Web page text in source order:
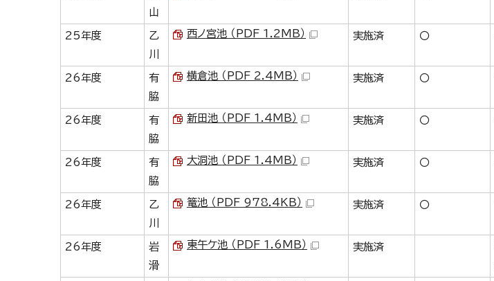
山
25年度
乙
川
西ノ宮池 （PDF 1.2MB） 実施済 〇
26年度
有
脇
横倉池 （PDF 2.4MB） 実施済 〇
26年度
有
脇
新田池 （PDF 1.4MB） 実施済 〇
26年度
有
脇
大洞池 （PDF 1.4MB） 実施済 〇
26年度
乙
川
篭池 （PDF 978.4KB） 実施済 〇
26年度
岩
滑
東午ケ池 （PDF 1.6MB） 実施済